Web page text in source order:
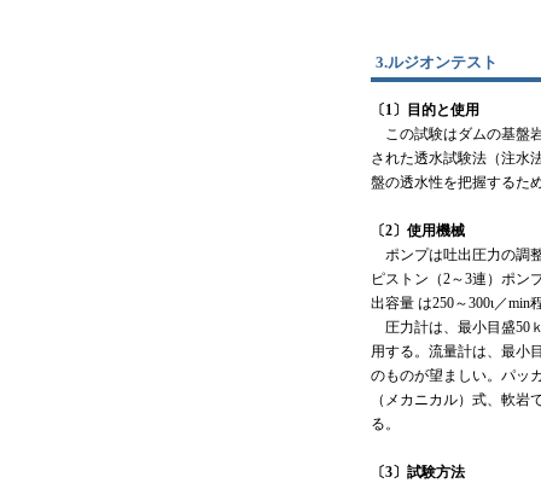
3.ルジオンテスト
〔1〕目的と使用
この試験はダムの基盤
された透水試験法（注水
盤の透水性を把握するた
〔2〕使用機械
ポンプは吐出圧力の調
ピストン（2～3連）ポン
出容量 は250～300ι／
圧力計は、最小目盛50
用する。流量計は、最小
のものが望ましい。パッ
（メカニカル）式、軟
る。
〔3〕試験方法